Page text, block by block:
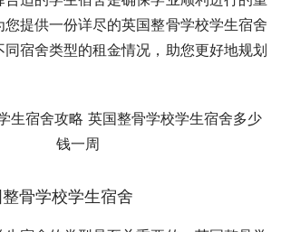
提供一份详尽的英国整骨学校学生宿舍
宿舍类型的租金情况，助您更好地规划
骨学校学生宿舍